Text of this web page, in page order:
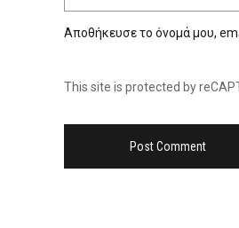
Αποθήκευσε το όνομά μου,
This site is protected by